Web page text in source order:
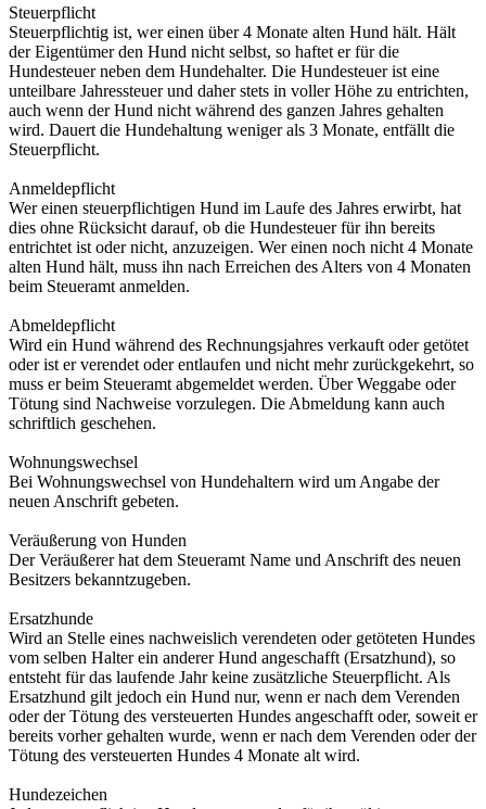
Steuerpflicht
Steuerpflichtig ist, wer einen über 4 Monate alten Hund hält. Hält
der Eigentümer den Hund nicht selbst, so haftet er für die
Hundesteuer neben dem Hundehalter. Die Hundesteuer ist eine
unteilbare Jahressteuer und daher stets in voller Höhe zu entrichten,
auch wenn der Hund nicht während des ganzen Jahres gehalten
wird. Dauert die Hundehaltung weniger als 3 Monate, entfällt die
Steuerpflicht.
Anmeldepflicht
Wer einen steuerpflichtigen Hund im Laufe des Jahres erwirbt, hat
dies ohne Rücksicht darauf, ob die Hundesteuer für ihn bereits
entrichtet ist oder nicht, anzuzeigen. Wer einen noch nicht 4 Monate
alten Hund hält, muss ihn nach Erreichen des Alters von 4 Monaten
beim Steueramt anmelden.
Abmeldepflicht
Wird ein Hund während des Rechnungsjahres verkauft oder getötet
oder ist er verendet oder entlaufen und nicht mehr zurückgekehrt, so
muss er beim Steueramt abgemeldet werden. Über Weggabe oder
Tötung sind Nachweise vorzulegen. Die Abmeldung kann auch
schriftlich geschehen.
Wohnungswechsel
Bei Wohnungswechsel von Hundehaltern wird um Angabe der
neuen Anschrift gebeten.
Veräußerung von Hunden
Der Veräußerer hat dem Steueramt Name und Anschrift des neuen
Besitzers bekanntzugeben.
Ersatzhunde
Wird an Stelle eines nachweislich verendeten oder getöteten Hundes
vom selben Halter ein anderer Hund angeschafft (Ersatzhund), so
entsteht für das laufende Jahr keine zusätzliche Steuerpflicht. Als
Ersatzhund gilt jedoch ein Hund nur, wenn er nach dem Verenden
oder der Tötung des versteuerten Hundes angeschafft oder, soweit er
bereits vorher gehalten wurde, wenn er nach dem Verenden oder der
Tötung des versteuerten Hundes 4 Monate alt wird.
Hundezeichen